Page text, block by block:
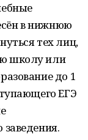
в нижнюю
тех лиц,
школу или
до 1
ЕГЭ